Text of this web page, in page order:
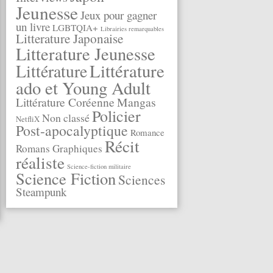
JeunesseJeux pour gagner
un livre LGBTQIA+ Librairies remarquables
Litterature Japonaise
Litterature Jeunesse
LittératureLittérature
ado et Young Adult
Littérature Coréenne Mangas
NetfliX Non classéPolicier
Post-apocalyptique Romance
Romans Graphiques Récit
réaliste Science-fiction militaire
Science FictionSciences
Steampunk